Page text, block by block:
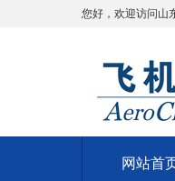
您好，欢迎访问山
网站首